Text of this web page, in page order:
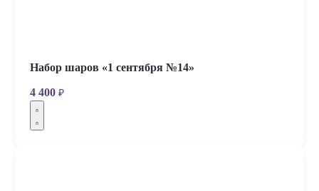
Набор шаров «1 сентября №14»
4 400 ₽